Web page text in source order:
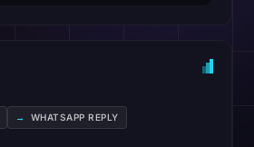
→ WHATSAPP REPLY